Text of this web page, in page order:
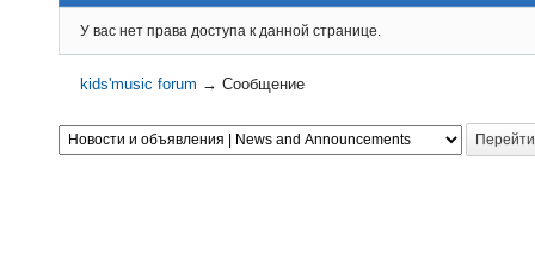
У вас нет права доступа к данной странице.
kids'music forum →Сообщение